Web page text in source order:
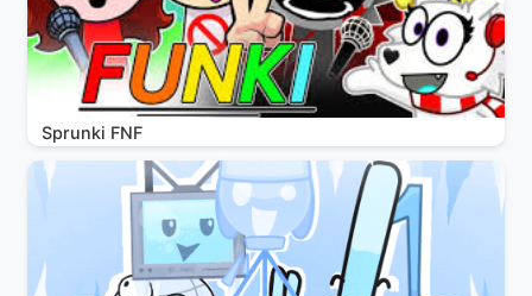
Sprunki FNF